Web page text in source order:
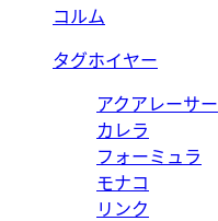
コルム
タグホイヤー
アクアレーサー
カレラ
フォーミュラ
モナコ
リンク